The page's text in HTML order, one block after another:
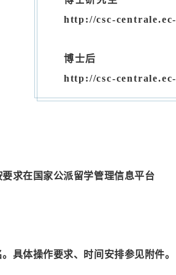
http://csc-
博士后
http://csc-
要求在国家公派留学管理信息平台
具体操作要求、时间安排参见附件。